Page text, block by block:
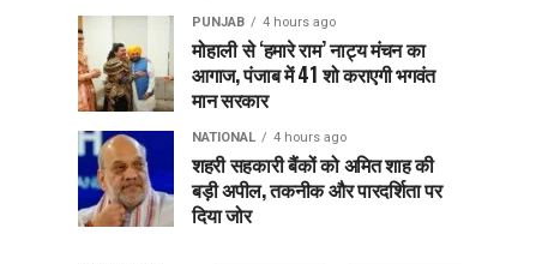
PUNJAB 4 hours ago
मोहाली से ‘हमारे राम’ नाट्य मंचन का
आगाज, पंजाब में 41 शो कराएगी भगवंत
मान सरकार
NATIONAL 4 hours ago
शहरी सहकारी बैंकों को अमित शाह की
बड़ी अपील, तकनीक और पारदर्शिता पर
दिया जोर